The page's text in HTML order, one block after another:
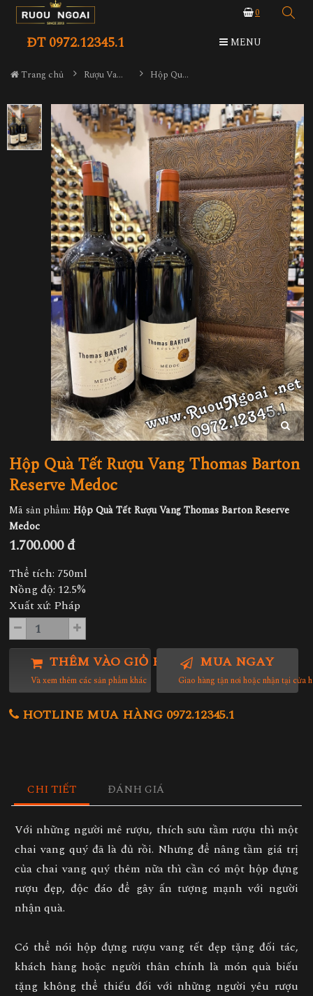
0
ĐT 0972.12345.1 MENU
Trang chủ Rượu Vang Hộp Quà Hộp Quà Tết Rượu Vang Thomas Barton Reserve Medoc
Hộp Quà Tết Rượu Vang Thomas Barton
Reserve Medoc
Mã sản phẩm: Hộp Quà Tết Rượu Vang Thomas Barton Reserve
Medoc
1.700.000 đ
Thể tích: 750ml
Nồng độ: 12.5%
Xuất xứ: Pháp
THÊM VÀO GIỎ HÀNG
Và xem thêm các sản phẩm khác
MUA NGAY
Giao hàng tận nơi hoặc nhận tại cửa
HOTLINE MUA HÀNG 0972.12345.1
CHI TIẾT ĐÁNH GIÁ
Với những người mê rượu, thích sưu tầm rượu thì một
chai vang quý đã là đủ rồi. Nhưng để nâng tầm giá trị
của chai vang quý thêm nữa thì cần có một hộp đựng
rượu đẹp, độc đáo để gây ấn tượng mạnh với người
nhận quà.
Có thể nói hộp đựng rượu vang tết đẹp tặng đối tác,
khách hàng hoặc người thân chính là món quà biếu
tặng không thể thiếu đối với những người yêu rượu